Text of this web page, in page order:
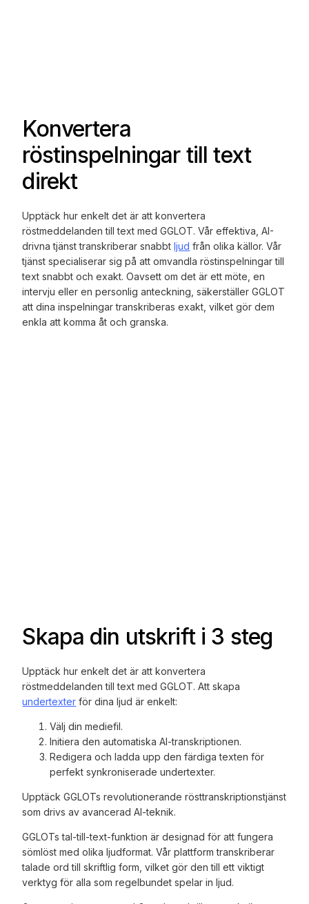
Konvertera
röstinspelningar till text
direkt
Upptäck hur enkelt det är att konvertera
röstmeddelanden till text med GGLOT. Vår effektiva, AI-
drivna tjänst transkriberar snabbt ljud från olika källor. Vår
tjänst specialiserar sig på att omvandla röstinspelningar till
text snabbt och exakt. Oavsett om det är ett möte, en
intervju eller en personlig anteckning, säkerställer GGLOT
att dina inspelningar transkriberas exakt, vilket gör dem
enkla att komma åt och granska.
Skapa din utskrift i 3 steg
Upptäck hur enkelt det är att konvertera
röstmeddelanden till text med GGLOT. Att skapa
undertexter för dina ljud är enkelt:
Välj din mediefil.
Initiera den automatiska AI-transkriptionen.
Redigera och ladda upp den färdiga texten för
perfekt synkroniserade undertexter.
Upptäck GGLOTs revolutionerande rösttranskriptionstjänst
som drivs av avancerad AI-teknik.
GGLOTs tal-till-text-funktion är designad för att fungera
sömlöst med olika ljudformat. Vår plattform transkriberar
talade ord till skriftlig form, vilket gör den till ett viktigt
verktyg för alla som regelbundet spelar in ljud.